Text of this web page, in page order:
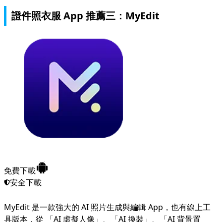
證件照衣服 App 推薦三：MyEdit
免費下載
安全下載
MyEdit 是一款強大的 AI 照片生成與編輯 App，也有線上工
具版本，從 「AI 虛擬人像」、「AI 換裝」、「AI 背景置